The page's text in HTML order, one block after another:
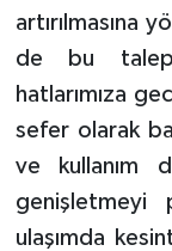
artırılmasına
de bu
hatlarımıza
sefer olarak
ve kullanım
genişletmeyi
ulaşımda